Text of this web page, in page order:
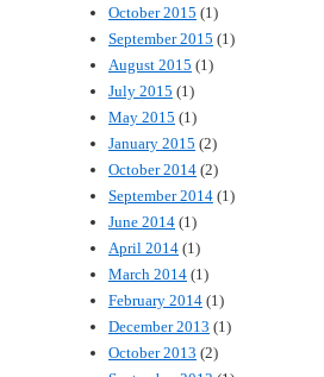
October 2015 (1)
September 2015 (1)
August 2015 (1)
July 2015 (1)
May 2015 (1)
January 2015 (2)
October 2014 (2)
September 2014 (1)
June 2014 (1)
April 2014 (1)
March 2014 (1)
February 2014 (1)
December 2013 (1)
October 2013 (2)